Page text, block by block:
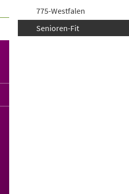
775-Westfalen
Senioren-Fit